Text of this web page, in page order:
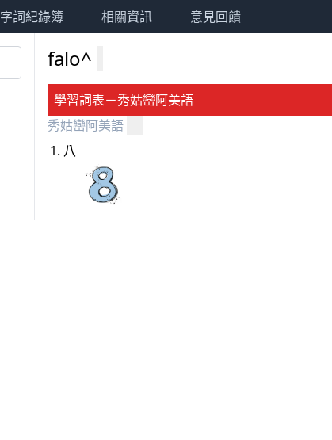
字詞紀錄簿 相關資訊 意見回饋
falo^
學習詞表－秀姑巒阿美語
秀姑巒阿美語
八